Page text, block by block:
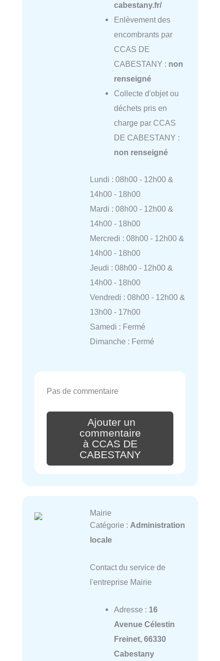
cabestany.fr/
Enlèvement des
encombrants par
CCAS DE
CABESTANY : non
renseigné
Collecte d'objet ou
déchets pris en
charge par CCAS
DE CABESTANY :
non renseigné
Lundi : 08h00 - 12h00 &
14h00 - 18h00
Mardi : 08h00 - 12h00 &
14h00 - 18h00
Mercredi : 08h00 - 12h00 &
14h00 - 18h00
Jeudi : 08h00 - 12h00 &
14h00 - 18h00
Vendredi : 08h00 - 12h00 &
13h00 - 17h00
Samedi : Fermé
Dimanche : Fermé
Pas de commentaire
Ajouter un
commentaire
à CCAS DE
CABESTANY
Mairie
Catégorie : Administration
locale
Contact du service de
l'entreprise Mairie
Adresse : 16
Avenue Célestin
Freinet, 66330
Cabestany